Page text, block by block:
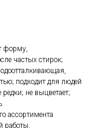
форму,
частых стирок;
подходит для людей
не выцветает;
ассортимента
работы.